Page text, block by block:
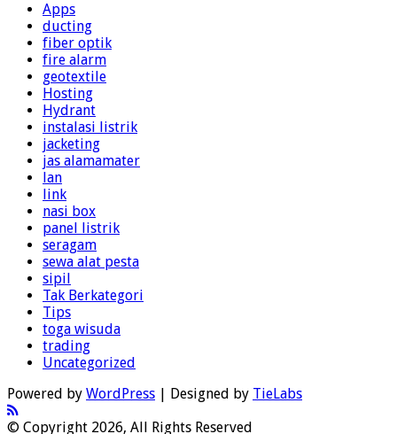
Apps
ducting
fiber optik
fire alarm
geotextile
Hosting
Hydrant
instalasi listrik
jacketing
jas alamamater
lan
link
nasi box
panel listrik
seragam
sewa alat pesta
sipil
Tak Berkategori
Tips
toga wisuda
trading
Uncategorized
Powered by WordPress | Designed by TieLabs
© Copyright 2026, All Rights Reserved